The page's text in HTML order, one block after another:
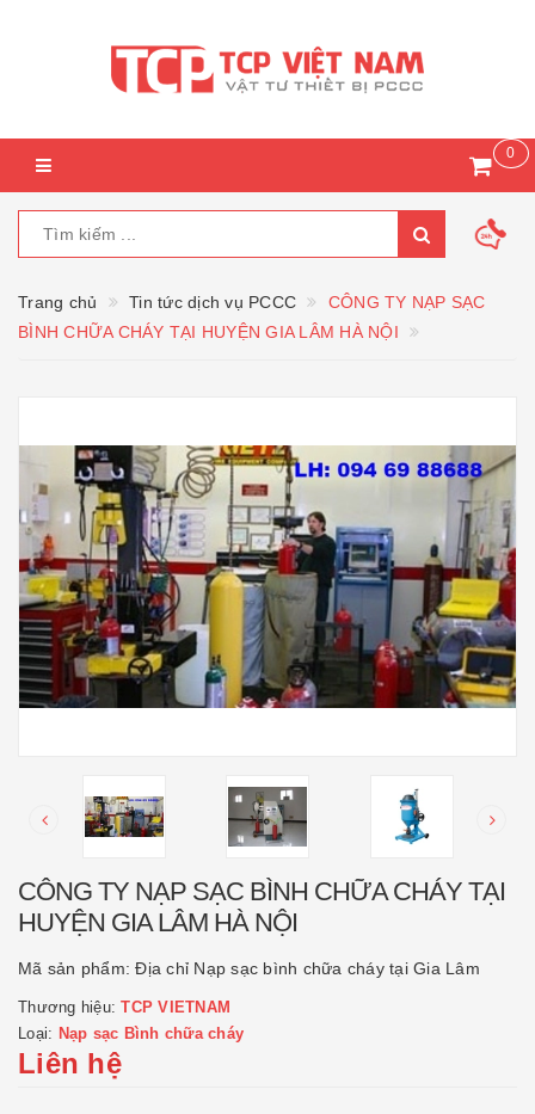
0
Trang chủ Tin tức dịch vụ PCCC
CÔNG TY NẠP SẠC
BÌNH CHỮA CHÁY TẠI HUYỆN GIA LÂM HÀ NỘI
CÔNG TY NẠP SẠC BÌNH CHỮA CHÁY TẠI
HUYỆN GIA LÂM HÀ NỘI
Mã sản phẩm:Địa chỉ Nạp sạc bình chữa cháy tại Gia Lâm
Thương hiệu:TCP VIETNAM
Loại: Nạp sạc Bình chữa cháy
Liên hệ